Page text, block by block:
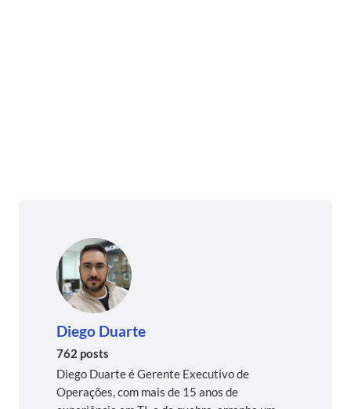
Diego Duarte
762 posts
Diego Duarte é Gerente Executivo de
Operações, com mais de 15 anos de